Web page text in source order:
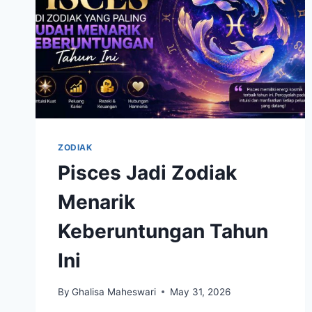
ZODIAK
Pisces Jadi Zodiak
Menarik
Keberuntungan Tahun
Ini
By Ghalisa Maheswari May 31, 2026